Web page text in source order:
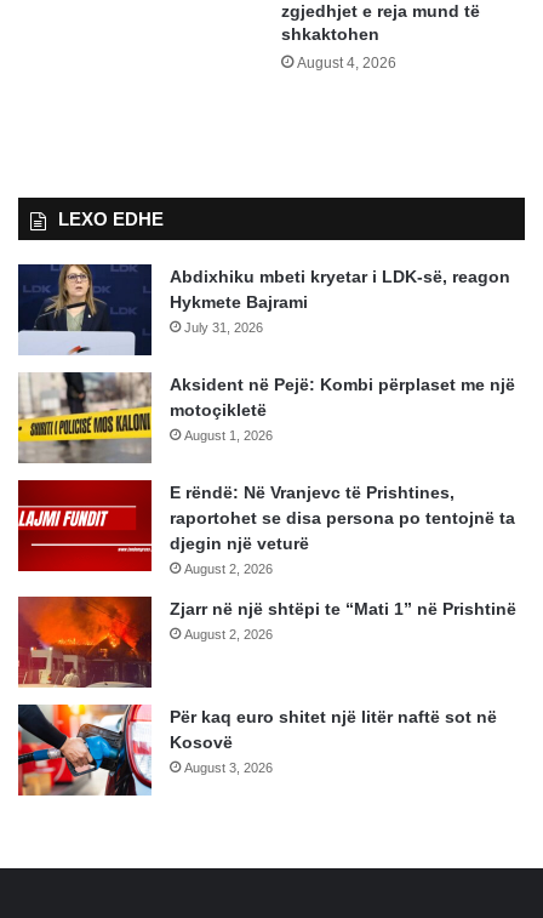
zgjedhjet e reja mund të
shkaktohen
August 4, 2026
LEXO EDHE
Abdixhiku mbeti kryetar i LDK-së, reagon
Hykmete Bajrami
July 31, 2026
Aksident në Pejë: Kombi përplaset me një
motoçikletë
August 1, 2026
E rëndë: Në Vranjevc të Prishtines,
raportohet se disa persona po tentojnë ta
djegin një veturë
August 2, 2026
Zjarr në një shtëpi te “Mati 1” në Prishtinë
August 2, 2026
Për kaq euro shitet një litër naftë sot në
Kosovë
August 3, 2026